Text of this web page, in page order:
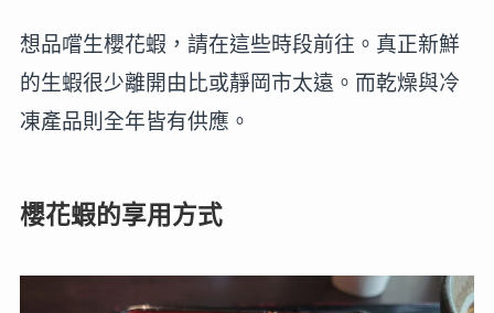
想品嚐生櫻花蝦，請在這些時段前往。真正新鮮
的生蝦很少離開由比或靜岡市太遠。而乾燥與冷
凍產品則全年皆有供應。
櫻花蝦的享用方式